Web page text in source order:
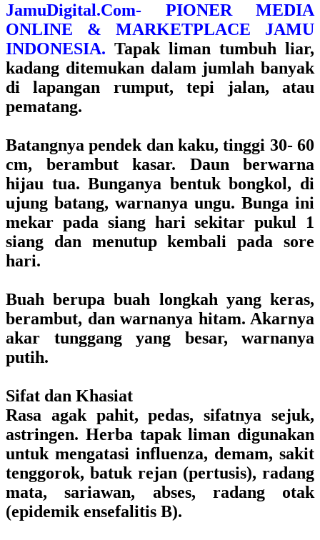
JamuDigital.Com- PIONER MEDIA
ONLINE & MARKETPLACE JAMU
INDONESIA. Tapak liman tumbuh liar,
kadang ditemukan dalam jumlah banyak
di lapangan rumput, tepi jalan, atau
pematang.
Batangnya pendek dan kaku, tinggi 30- 60
cm, berambut kasar. Daun berwarna
hijau tua. Bunganya bentuk bongkol, di
ujung batang, warnanya ungu. Bunga ini
mekar pada siang hari sekitar pukul 1
siang dan menutup kembali pada sore
hari.
Buah berupa buah longkah yang keras,
berambut, dan warnanya hitam. Akarnya
akar tunggang yang besar, warnanya
putih.
Sifat dan Khasiat
Rasa agak pahit, pedas, sifatnya sejuk,
astringen. Herba tapak liman digunakan
untuk mengatasi influenza, demam, sakit
tenggorok, batuk rejan (pertusis), radang
mata, sariawan, abses, radang otak
(epidemik ensefalitis B).